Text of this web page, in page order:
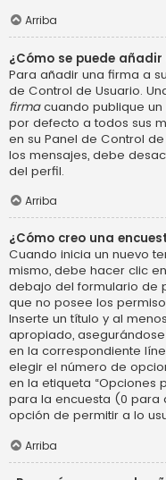
Arriba
¿Cómo se puede
Para añadir una firma a
de Control de Usuario.
firmacuando publique un
por defecto a todos sus
en su Panel de Control
los mensajes, debe
del perfil.
Arriba
¿Cómo creo una
Cuando inicia un nuevo
mismo, debe hacer clic
debajo del formulario de
que no posee los
Inserte un título y al
apropiado,
en la correspondiente
elegir el número de
en la etiqueta “Opciones
para la encuesta (0 para
opción de permitir a lo
Arriba